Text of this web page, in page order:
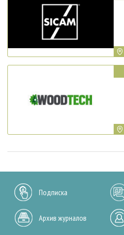
Подписка
Архив журналов